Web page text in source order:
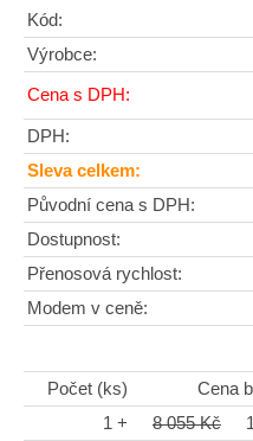
Kód:
Výrobce:
Cena s DPH:
DPH:
Sleva celkem:
Původní cena s DPH:
Dostupnost:
Přenosová rychlost:
Modem v ceně:
Počet (ks)
Cena
1 +
8 055 Kč